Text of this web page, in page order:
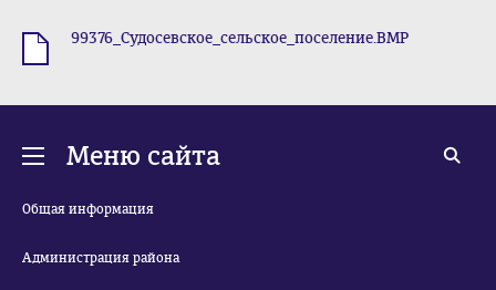
99376_Судосевское_сельское_поселение.BMP
Меню сайта
Общая информация
Администрация района